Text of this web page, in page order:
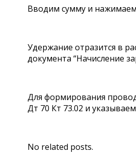
Вводим сумму и нажимаем
Удержание отразится в
документа “Начисление
Для формирования
Дт 70 Кт 73.02 и
No related posts.